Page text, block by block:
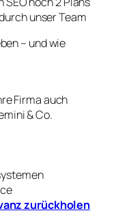
unser Team
– und wie
Firma auch
& Co.
zurückholen